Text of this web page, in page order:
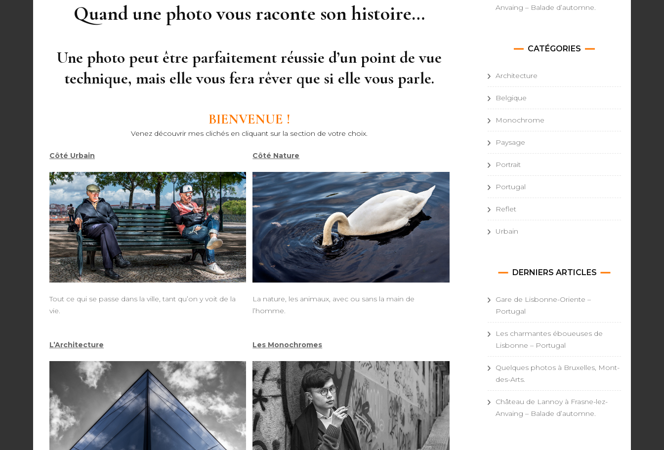
Quand une photo vous raconte son histoire…
Une photo peut être parfaitement réussie d’un point de vue
technique, mais elle vous fera rêver que si elle vous parle.
BIENVENUE !
Venez découvrir mes clichés en cliquant sur la section de votre choix.
Côté Urbain
Tout ce qui se passe dans la ville, tant qu’on y voit de la
vie.
Côté Nature
La nature, les animaux, avec ou sans la main de
l’homme.
L’Architecture Les Monochromes
Anvaing – Balade d’automne.
CATÉGORIES
Architecture
Belgique
Monochrome
Paysage
Portrait
Portugal
Reflet
Urbain
DERNIERS ARTICLES
Gare de Lisbonne-Oriente –
Portugal
Les charmantes éboueuses de
Lisbonne – Portugal
Quelques photos à Bruxelles, Mont-
des-Arts.
Château de Lannoy à Frasne-lez-
Anvaing – Balade d’automne.